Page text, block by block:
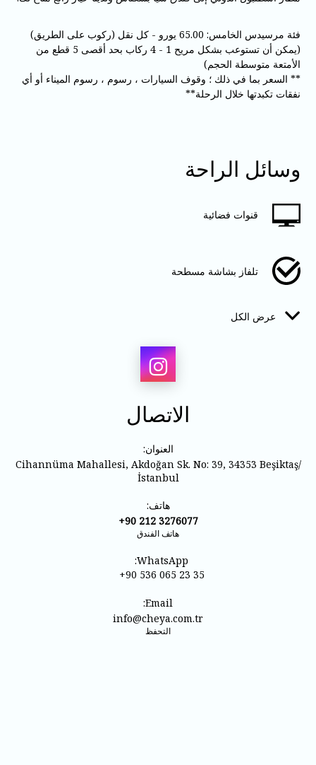
فئة مرسيدس الخامس: 65.00 يورو - كل نقل (ركوب على الطريق)
(يمكن أن تستوعب بشكل مريح 1 - 4 ركاب بحد أقصى 5 قطع من
الأمتعة متوسطة الحجم)
** السعر بما في ذلك ؛ وقوف السيارات ، رسوم ، رسوم الميناء أو أي
نفقات تكبدتها خلال الرحلة**
وسائل الراحة
قنوات فضائية
تلفاز بشاشة مسطحة
أقفال إلكترونية
عرض الكل
الاتصال
العنوان:
Cihannüma Mahallesi, Akdoğan Sk. No: 39, 34353 Beşiktaş/
İstanbul
هاتف:
+90 212 3276077
هاتف الفندق
WhatsApp:
+90 536 065 23 35
Email:
info@cheya.com.tr
التحفظ